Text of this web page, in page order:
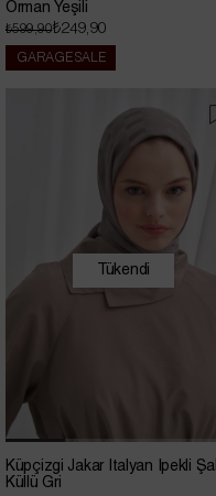
Orman Yeşili
₺249,90
₺599,90
GARAGE SALE
Tükendi
Küpçizgi Jakar İtalyan İpekli Şal
Küllü Gri